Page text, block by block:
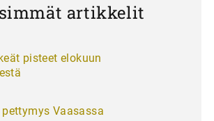
artikkelit
pisteet elokuun
Vaasassa